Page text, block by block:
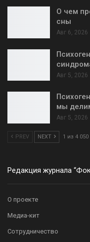
О чем
сны
Авг 6, 2026
Авг 5, 2026
мы
Авг 5, 2026
PREV NEXT 1 из 4 050
Редакция журнала
О проекте
Медиа-кит
Сотрудничество